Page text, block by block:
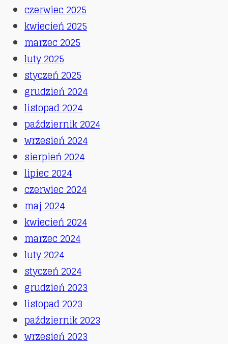
czerwiec 2025
kwiecień 2025
marzec 2025
luty 2025
styczeń 2025
grudzień 2024
listopad 2024
październik 2024
wrzesień 2024
sierpień 2024
lipiec 2024
czerwiec 2024
maj 2024
kwiecień 2024
marzec 2024
luty 2024
styczeń 2024
grudzień 2023
listopad 2023
październik 2023
wrzesień 2023